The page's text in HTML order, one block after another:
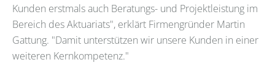
Kunden erstmals auch Beratungs- und Projektleistung im
Bereich des Aktuariats", erklärt Firmengründer Martin
Gattung. "Damit unterstützen wir unsere Kunden in einer
weiteren Kernkompetenz."